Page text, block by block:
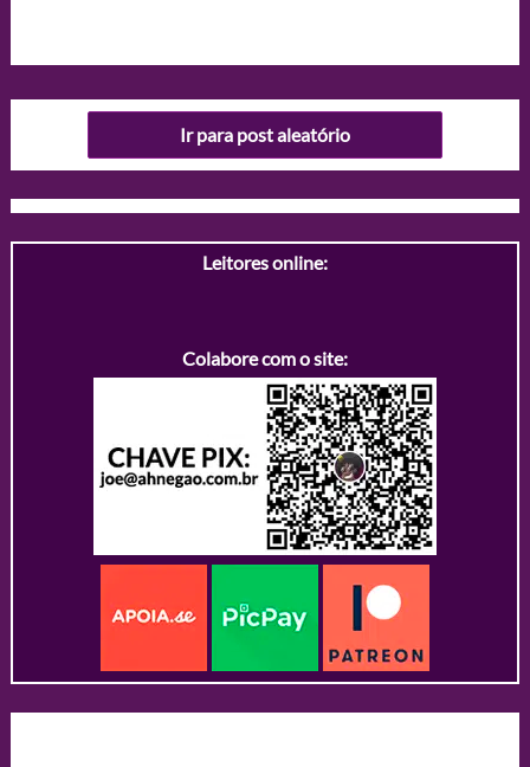
Ir para post aleatório
Leitores online:
Colabore com o site: